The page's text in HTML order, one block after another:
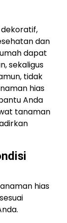
dan
dapat
sekaligus
tidak
hias
Anda
tanaman
hias